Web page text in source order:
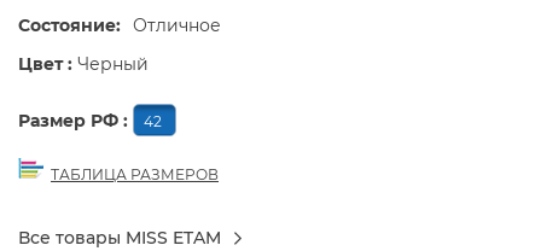
Состояние: Отличное
Цвет : Черный
Размер РФ : 42
ТАБЛИЦА РАЗМЕРОВ
Все товары MISS ETAM